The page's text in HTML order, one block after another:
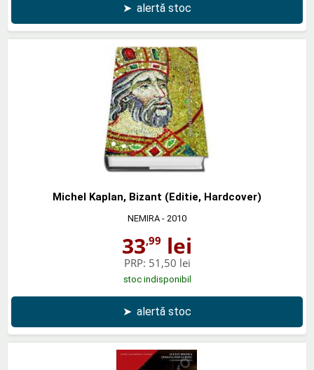
➤ alertă stoc
Michel Kaplan, Bizant (Editie, Hardcover)
NEMIRA - 2010
33,99 lei
PRP: 51,50 lei
stoc indisponibil
➤ alertă stoc